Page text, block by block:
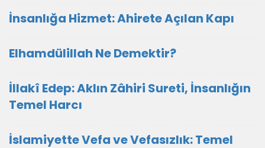
İnsanlığa Hizmet: Ahirete Açılan Kapı
Elhamdülillah Ne Demektir?
İllakî Edep: Aklın Zâhiri Sureti, İnsanlığın
Temel Harcı
İslamiyette Vefa ve Vefasızlık: Temel